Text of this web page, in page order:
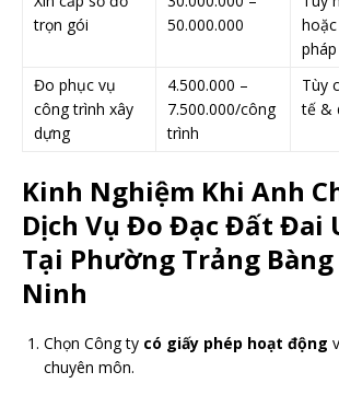
trọn gói
50.000.000
Đo phục vụ
công trình xây
dựng
4.500.000 –
7.500.000/công
trình
Tùy
tế &
Kinh Nghiệm Khi Anh
Dịch Vụ Đo Đạc Đất Đai
Tại Phường Trảng
Ninh
Chọn Công ty có giấy phép hoạt động
chuyên môn.